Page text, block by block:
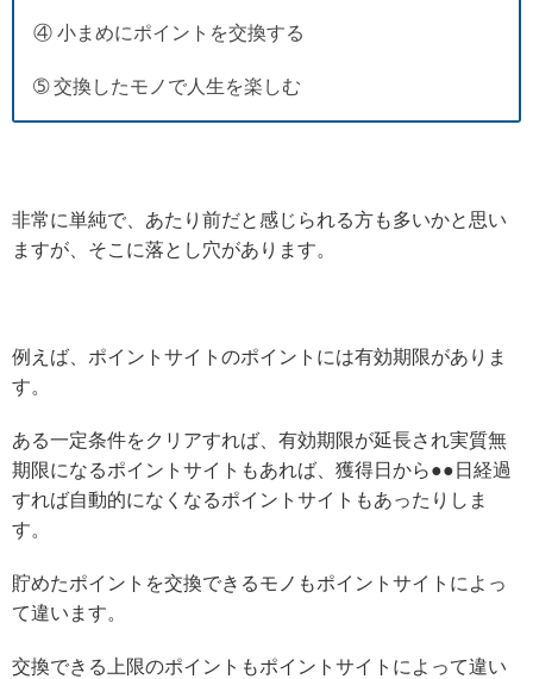
④ 小まめにポイントを交換する
➄ 交換したモノで人生を楽しむ
非常に単純で、あたり前だと感じられる方も多いかと思い
ますが、そこに落とし穴があります。
例えば、ポイントサイトのポイントには有効期限がありま
す。
ある一定条件をクリアすれば、有効期限が延長され実質無
期限になるポイントサイトもあれば、獲得日から●●日経過
すれば自動的になくなるポイントサイトもあったりしま
す。
貯めたポイントを交換できるモノもポイントサイトによっ
て違います。
交換できる上限のポイントもポイントサイトによって違い